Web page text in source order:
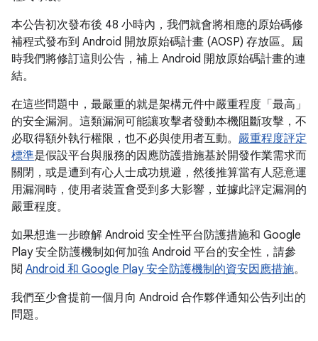
本公告初次發布後 48 小時內，我們就會將相應的原始碼修
補程式發布到 Android 開放原始碼計畫 (AOSP) 存放區。屆
時我們將修訂這則公告，補上 Android 開放原始碼計畫的連
結。
在這些問題中，最嚴重的就是架構元件中嚴重程度「最高」
的安全漏洞。這類漏洞可能讓攻擊者發動本機阻斷攻擊，不
必取得額外執行權限，也不必與使用者互動。 嚴重程度評定
標準是假設平台與服務的因應防護措施基於開發作業需求而
關閉，或是遭到有心人士成功規避，然後推算當有人惡意運
用漏洞時，使用者裝置會受到多大影響，並據此評定漏洞的
嚴重程度。
如果想進一步瞭解 Android 安全性平台防護措施和 Google
Play 安全防護機制如何加強 Android 平台的安全性，請參
閱 Android 和 Google Play 安全防護機制的資安因應措施。
我們至少會提前一個月向 Android 合作夥伴通知公告列出的
問題。